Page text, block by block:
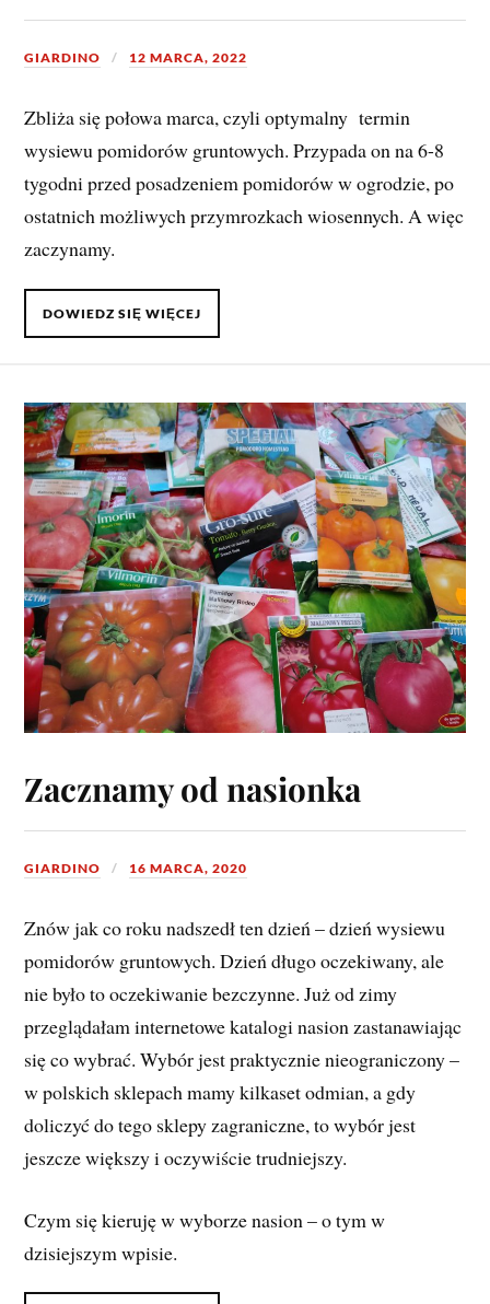
GIARDINO 12 MARCA, 2022
Zbliża się połowa marca, czyli optymalny termin
wysiewu pomidorów gruntowych. Przypada on na 6-8
tygodni przed posadzeniem pomidorów w ogrodzie, po
ostatnich możliwych przymrozkach wiosennych. A więc
zaczynamy.
DOWIEDZ SIĘ WIĘCEJ
Zacznamy od nasionka
GIARDINO 16 MARCA, 2020
Znów jak co roku nadszedł ten dzień – dzień wysiewu
pomidorów gruntowych. Dzień długo oczekiwany, ale
nie było to oczekiwanie bezczynne. Już od zimy
przeglądałam internetowe katalogi nasion zastanawiając
się co wybrać. Wybór jest praktycznie nieograniczony –
w polskich sklepach mamy kilkaset odmian, a gdy
doliczyć do tego sklepy zagraniczne, to wybór jest
jeszcze większy i oczywiście trudniejszy.
Czym się kieruję w wyborze nasion – o tym w
dzisiejszym wpisie.